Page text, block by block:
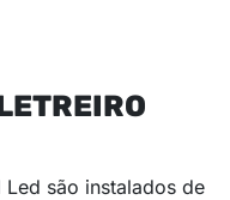
são instalados de